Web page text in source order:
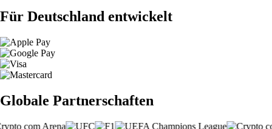
Für Deutschland entwickelt
Globale Partnerschaften